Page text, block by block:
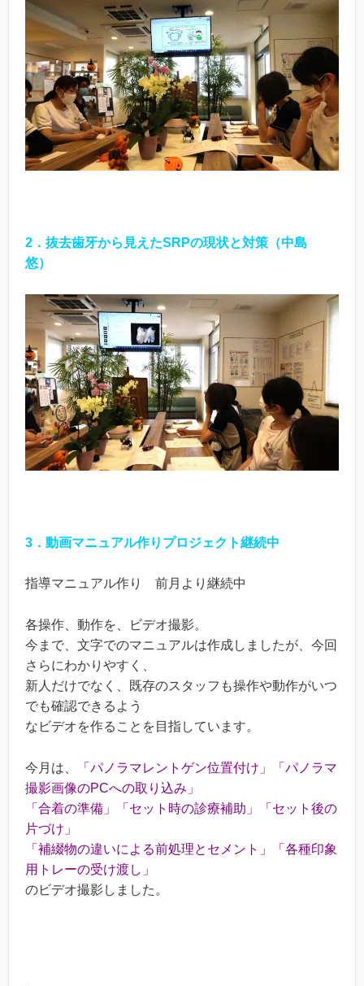
2．抜去歯牙から見えたSRPの現状と対策（中島
悠）
3．動画マニュアル作りプロジェクト継続中
指導マニュアル作り 前月より継続中
各操作、動作を、ビデオ撮影。
今まで、文字でのマニュアルは作成しましたが、今回
さらにわかりやすく、
新人だけでなく、既存のスタッフも操作や動作がいつ
でも確認できるよう
なビデオを作ることを目指しています。
今月は、
「パノラマレントゲン位置付け」「パノラマ
撮影画像のPCへの取り込み」
「合着の準備」「セット時の診療補助」「セット後の
片づけ」
「補綴物の違いによる前処理とセメント」「各種印象
用トレーの受け渡し」
のビデオ撮影しました。